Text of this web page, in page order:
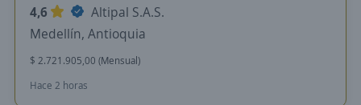
4,6
Altipal S.A.S.
Medellín, Antioquia
$ 2.721.905,00 (Mensual)
Hace 2 horas